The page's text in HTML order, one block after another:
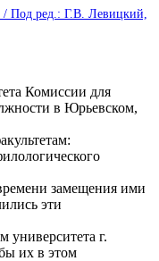
/ Под ред.: Г.В. Левицкий,
Комиссии для
в Юрьевском,
замещения ими
эти
университета г.
их в этом